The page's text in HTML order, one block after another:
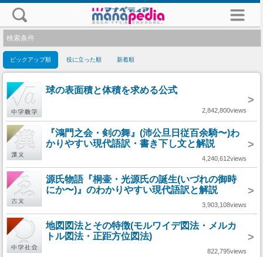
検索条件
ピックアップ順 役に立った順 新着順
球の表面積と体積を求める公式
>
2,842,800views
『鴻門之会・剣の舞』(沛公旦日従百余騎〜)わ
かりやすい現代語訳・書き下し文と解説
>
4,240,612views
源氏物語『桐壷・光源氏の誕生(いづれの御時
にか〜)』のわかりやすい現代語訳と解説
>
3,903,108views
地図図法とその特徴(モルワイデ図法・メルカ
トル図法・正距方位図法)
>
822,795views